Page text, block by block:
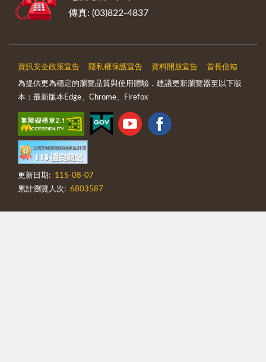
傳真: (03)822-4837
資訊安全政策宣告 隱私權保護宣告 資料開放宣告 首長信箱
為提供更為穩定的瀏覽品質與使用體驗，建議更新瀏覽器至以下版
本：最新版本Edge、Chrome、Firefox
更新日期:
115-08-07
累計瀏覽人次: 6803587